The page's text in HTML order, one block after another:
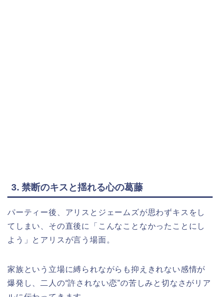
3. 禁断のキスと揺れる心の葛藤
パーティー後、アリスとジェームズが思わずキスをし
てしまい、その直後に「こんなことなかったことにし
よう」とアリスが言う場面。
家族という立場に縛られながらも抑えきれない感情が
爆発し、二人の“許されない恋”の苦しみと切なさがリア